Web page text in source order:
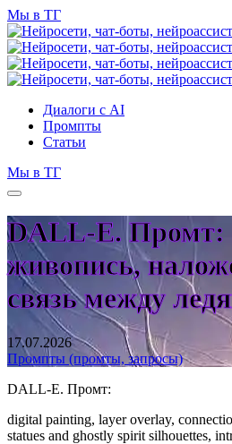
Мы в ТГ
Диалоги с AI
Промпты
Статьи
Мы в ТГ
DALL-E. Промт:
живопись,
связь между
17.07.2026
Промпты (промты, запросы)
DALL-E. Промт:
digital painting, layer overlay,
statues and ghostly spirit silhouettes,